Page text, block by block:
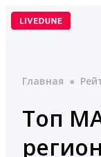
Перейти
Главная ●
Топ